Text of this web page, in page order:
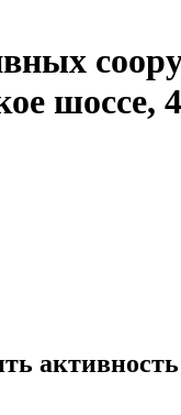
шоссе,
активность